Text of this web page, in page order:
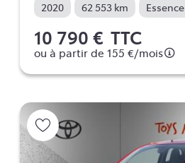
2020 62 553 km Essence
10 790 € TTC
ou à partir de 155 €/mois